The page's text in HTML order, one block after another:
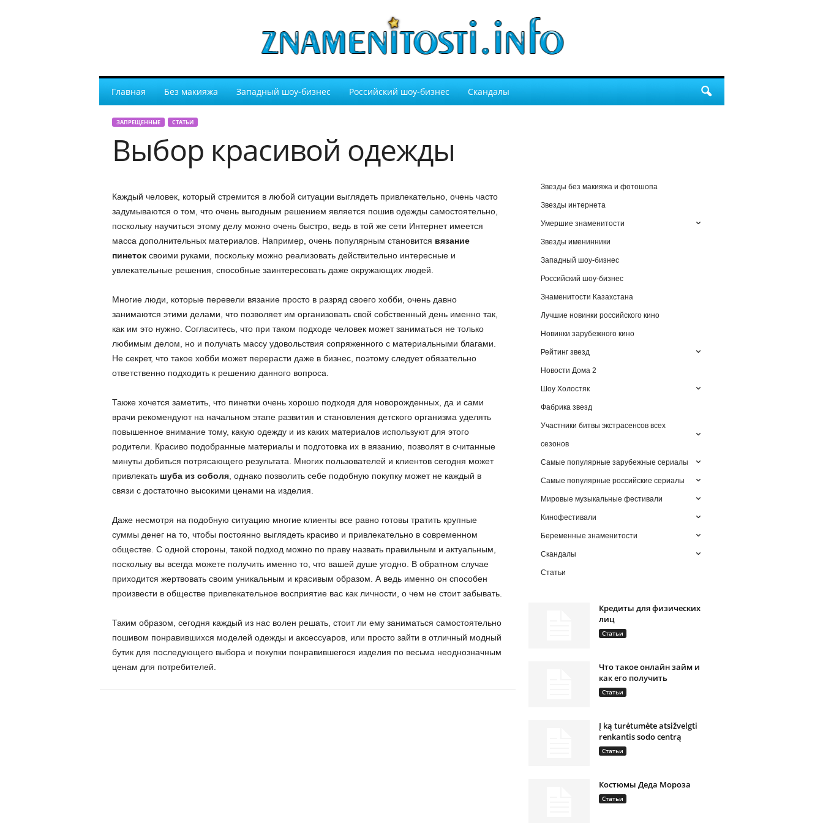
Главная Без макияжа Западный шоу-бизнес Российский шоу-бизнес Скандалы
ЗАПРЕЩЕННЫЕ СТАТЬИ
Выбор красивой одежды
Каждый человек, который стремится в любой ситуации выглядеть привлекательно, очень часто
задумываются о том, что очень выгодным решением является пошив одежды самостоятельно,
поскольку научиться этому делу можно очень быстро, ведь в той же сети Интернет имеется
масса дополнительных материалов. Например, очень популярным становится вязание
пинетоксвоими руками, поскольку можно реализовать действительно интересные и
увлекательные решения, способные заинтересовать даже окружающих людей.
Многие люди, которые перевели вязание просто в разряд своего хобби, очень давно
занимаются этими делами, что позволяет им организовать свой собственный день именно так,
как им это нужно. Согласитесь, что при таком подходе человек может заниматься не только
любимым делом, но и получать массу удовольствия сопряженного с материальными благами.
Не секрет, что такое хобби может перерасти даже в бизнес, поэтому следует обязательно
ответственно подходить к решению данного вопроса.
Также хочется заметить, что пинетки очень хорошо подходя для новорожденных, да и сами
врачи рекомендуют на начальном этапе развития и становления детского организма уделять
повышенное внимание тому, какую одежду и из каких материалов используют для этого
родители. Красиво подобранные материалы и подготовка их в вязанию, позволят в считанные
минуты добиться потрясающего результата. Многих пользователей и клиентов сегодня может
привлекать шуба из соболя, однако позволить себе подобную покупку может не каждый в
связи с достаточно высокими ценами на изделия.
Даже несмотря на подобную ситуацию многие клиенты все равно готовы тратить крупные
суммы денег на то, чтобы постоянно выглядеть красиво и привлекательно в современном
обществе. С одной стороны, такой подход можно по праву назвать правильным и актуальным,
поскольку вы всегда можете получить именно то, что вашей душе угодно. В обратном случае
приходится жертвовать своим уникальным и красивым образом. А ведь именно он способен
произвести в обществе привлекательное восприятие вас как личности, о чем не стоит забывать.
Таким образом, сегодня каждый из нас волен решать, стоит ли ему заниматься самостоятельно
пошивом понравившихся моделей одежды и аксессуаров, или просто зайти в отличный модный
бутик для последующего выбора и покупки понравившегося изделия по весьма неоднозначным
ценам для потребителей.
Звезды без макияжа и фотошопа
Звезды интернета
Умершие знаменитости
Звезды именинники
Западный шоу-бизнес
Российский шоу-бизнес
Знаменитости Казахстана
Лучшие новинки российского кино
Новинки зарубежного кино
Рейтинг звезд
Новости Дома 2
Шоу Холостяк
Фабрика звезд
Участники битвы экстрасенсов всех
сезонов
Самые популярные зарубежные сериалы
Самые популярные российские сериалы
Мировые музыкальные фестивали
Кинофестивали
Беременные знаменитости
Скандалы
Статьи
Кредиты для физических
лиц
Статьи
Что такое онлайн займ и
как его получить
Статьи
Į ką turėtumėte atsižvelgti
renkantis sodo centrą
Статьи
Костюмы Деда Мороза
Статьи